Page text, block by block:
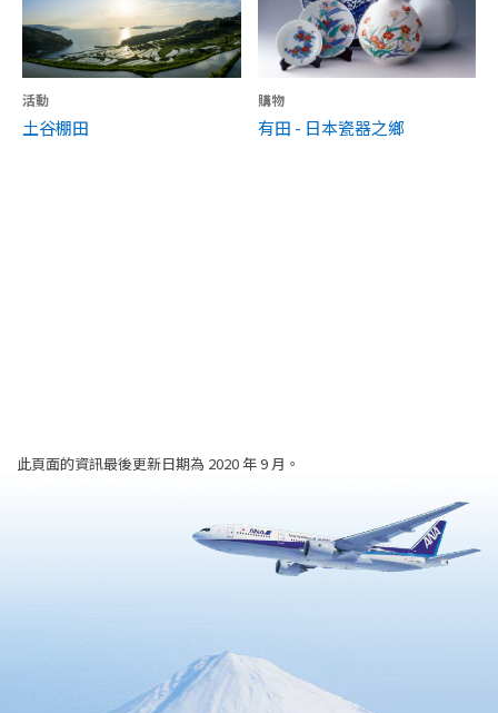
活動
土谷棚田
購物
有田 - 日本瓷器之鄉
此頁面的資訊最後更新日期為 2020 年 9 月。